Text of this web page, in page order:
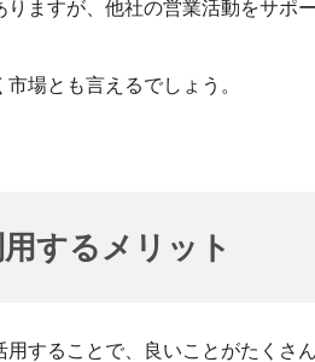
りますが、他社の営業活動をサポ
場とも言えるでしょう。
するメリット
することで、良いことがたくさん